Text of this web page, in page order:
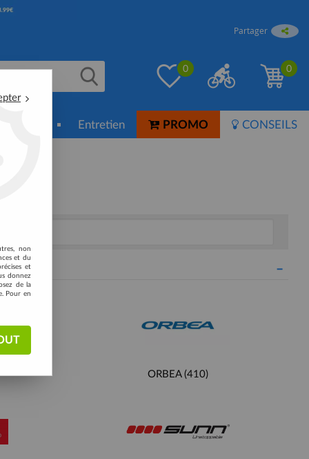
Partager
0 0
Entretien PROMO CONSEILS
ORBEA(410)
non
et du
et
donnez
de la
Pour en